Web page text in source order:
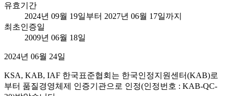
유효기간
2024년 09월 19일부터 2027년 06월 17일까지
최초인증일
2009년 06월 18일
2024년 06월 24일
KSA, KAB, IAF 한국표준협회는 한국인정지원센터(KAB)로
부터 품질경영체제 인증기관으로 인정(인정번호 : KAB-QC-